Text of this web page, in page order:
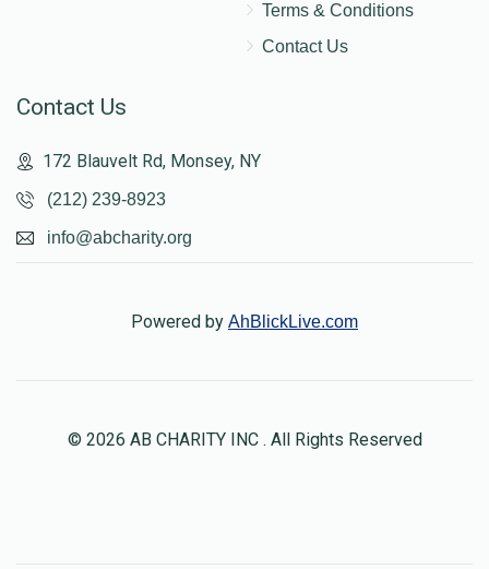
Terms & Conditions
Contact Us
Contact Us
172 Blauvelt Rd, Monsey, NY
(212) 239-8923
info@abcharity.org
Powered by AhBlickLive.com
© 2026 AB CHARITY INC . All Rights Reserved